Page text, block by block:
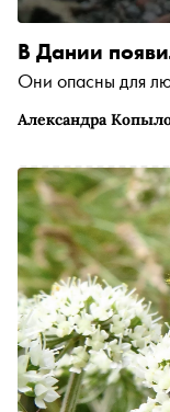
Александра
В Дании
Они опасны для